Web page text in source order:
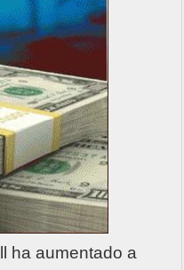
ha aumentado a